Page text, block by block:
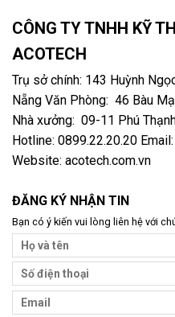
CÔNG TY TNHH KỸ
ACOTECH
Trụ sở chính: 143 Huỳnh
Nẵng Văn Phòng: 46 Bàu
Nhà xưởng: 09-11 Phú
Hotline: 0899.22.20.20
Website: acotech.com.vn
ĐĂNG KÝ NHẬN TIN
Bạn có ý kiến vui lòng liên hệ với